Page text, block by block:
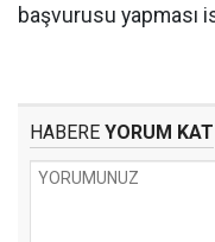
başvurusu yapması
HABERE YORUM KAT